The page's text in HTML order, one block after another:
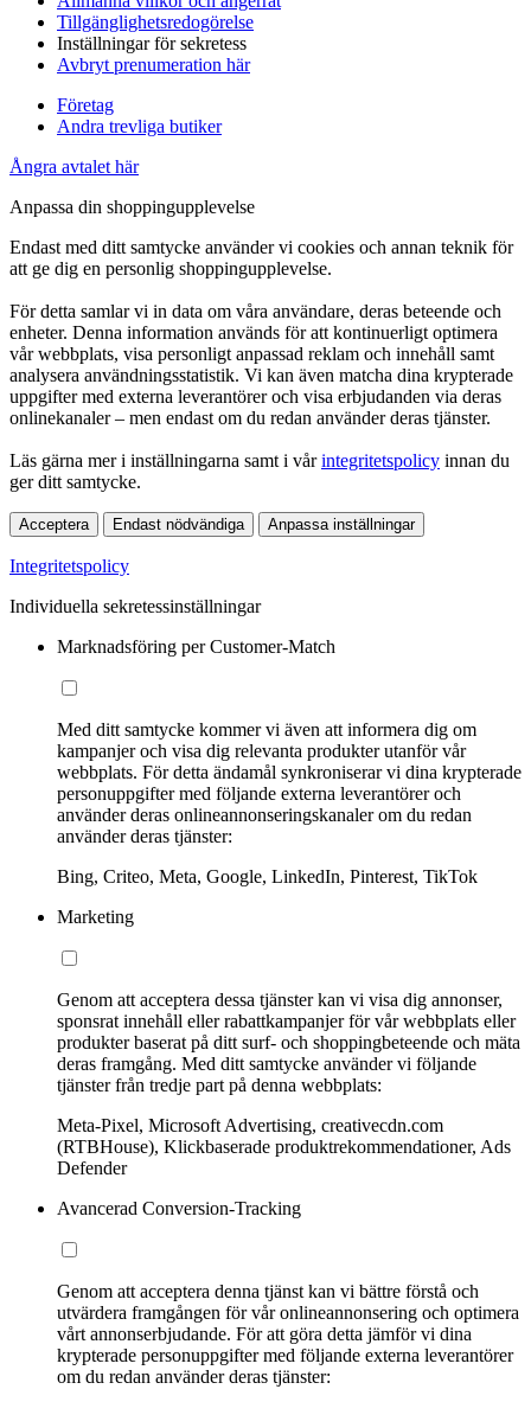
Tillgänglighetsredogörelse
Inställningar för sekretess
Avbryt prenumeration här
Företag
Andra trevliga butiker
Ångra avtalet här
Anpassa din shoppingupplevelse
Endast med ditt samtycke använder vi cookies och annan teknik för
att ge dig en personlig shoppingupplevelse.
För detta samlar vi in data om våra användare, deras beteende och
enheter. Denna information används för att kontinuerligt optimera
vår webbplats, visa personligt anpassad reklam och innehåll samt
analysera användningsstatistik. Vi kan även matcha dina krypterade
uppgifter med externa leverantörer och visa erbjudanden via deras
onlinekanaler – men endast om du redan använder deras tjänster.
Läs gärna mer i inställningarna samt i vårintegritetspolicy innan du
ger ditt samtycke.
Acceptera Endast nödvändiga Anpassa inställningar
Integritetspolicy
Individuella sekretessinställningar
Marknadsföring per Customer-Match
Med ditt samtycke kommer vi även att informera dig om
kampanjer och visa dig relevanta produkter utanför vår
webbplats. För detta ändamål synkroniserar vi dina krypterade
personuppgifter med följande externa leverantörer och
använder deras onlineannonseringskanaler om du redan
använder deras tjänster:
Bing, Criteo, Meta, Google, LinkedIn, Pinterest, TikTok
Marketing
Genom att acceptera dessa tjänster kan vi visa dig annonser,
sponsrat innehåll eller rabattkampanjer för vår webbplats eller
produkter baserat på ditt surf- och shoppingbeteende och mäta
deras framgång. Med ditt samtycke använder vi följande
tjänster från tredje part på denna webbplats:
Meta-Pixel, Microsoft Advertising, creativecdn.com
(RTBHouse), Klickbaserade produktrekommendationer, Ads
Defender
Avancerad Conversion-Tracking
Genom att acceptera denna tjänst kan vi bättre förstå och
utvärdera framgången för vår onlineannonsering och optimera
vårt annonserbjudande. För att göra detta jämför vi dina
krypterade personuppgifter med följande externa leverantörer
om du redan använder deras tjänster: